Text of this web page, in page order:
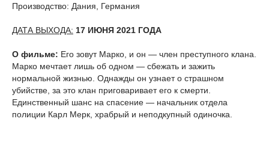
Производство: Дания, Германия
ДАТА ВЫХОДА: 17 ИЮНЯ 2021 ГОДА
О фильме: Его зовут Марко, и он — член преступного клана.
Марко мечтает лишь об одном — сбежать и зажить
нормальной жизнью. Однажды он узнает о страшном
убийстве, за это клан приговаривает его к смерти.
Единственный шанс на спасение — начальник отдела
полиции Карл Мерк, храбрый и неподкупный одиночка.